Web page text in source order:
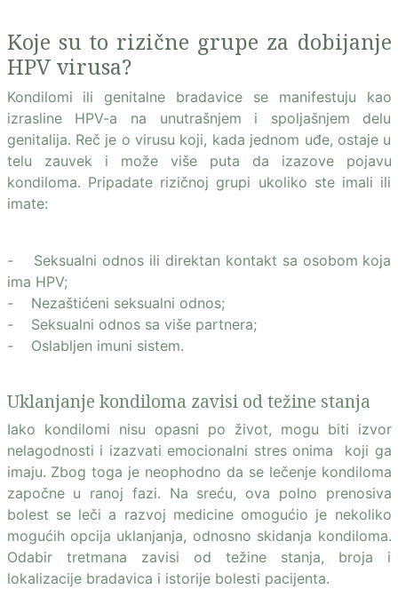
Koje su to rizične grupe za dobijanje
HPV virusa?
Kondilomi ili genitalne bradavice se manifestuju kao
izrasline HPV-a na unutrašnjem i spoljašnjem delu
genitalija. Reč je o virusu koji, kada jednom uđe, ostaje u
telu zauvek i može više puta da izazove pojavu
kondiloma. Pripadate rizičnoj grupi ukoliko ste imali ili
imate:
- Seksualni odnos ili direktan kontakt sa osobom koja
ima HPV;
- Nezaštićeni seksualni odnos;
- Seksualni odnos sa više partnera;
- Oslabljen imuni sistem.
Uklanjanje kondiloma zavisi od težine stanja
Iako kondilomi nisu opasni po život, mogu biti izvor
nelagodnosti i izazvati emocionalni stres onima koji ga
imaju. Zbog toga je neophodno da se lečenje kondiloma
započne u ranoj fazi. Na sreću, ova polno prenosiva
bolest se leči a razvoj medicine omogućio je nekoliko
mogućih opcija uklanjanja, odnosno skidanja kondiloma.
Odabir tretmana zavisi od težine stanja, broja i
lokalizacije bradavica i istorije bolesti pacijenta.